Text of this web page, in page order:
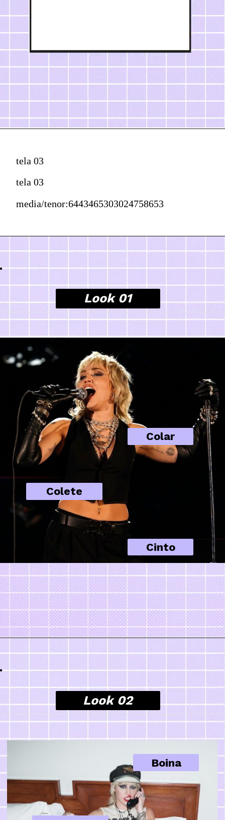
tela 03
tela 03
media/tenor:6443465303024758653
Look 01
Colar
Colete
Cinto
Look 02
Boina